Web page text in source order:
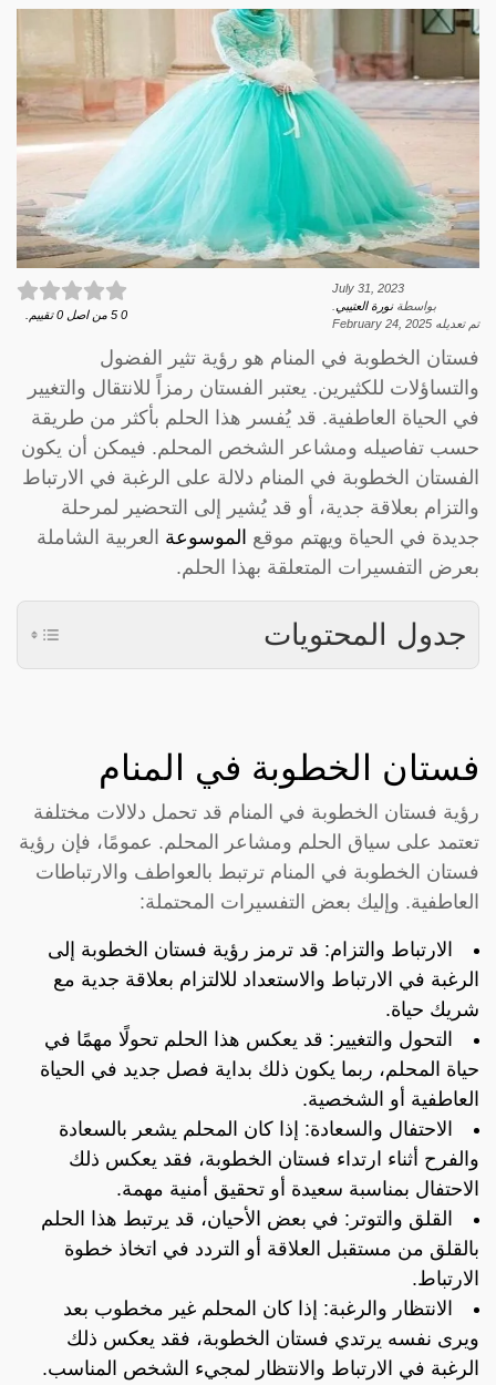
July 31, 2023
بواسطةنورة العتيبي
تم تعديله February 24, 2025
0
5 من اصل 0 تقييم.
فستان الخطوبة في المنام هو رؤية تثير الفضول
والتساؤلات للكثيرين. يعتبر الفستان رمزاً للانتقال والتغيير
في الحياة العاطفية. قد يُفسر هذا الحلم بأكثر من طريقة
حسب تفاصيله ومشاعر الشخص المحلم. فيمكن أن يكون
الفستان الخطوبة في المنام دلالة على الرغبة في الارتباط
والتزام بعلاقة جدية، أو قد يُشير إلى التحضير لمرحلة
جديدة في الحياة ويهتم موقع الموسوعة العربية الشاملة
بعرض التفسيرات المتعلقة بهذا الحلم.
جدول المحتويات
فستان الخطوبة في المنام
رؤية فستان الخطوبة في المنام قد تحمل دلالات مختلفة
تعتمد على سياق الحلم ومشاعر المحلم. عمومًا، فإن رؤية
فستان الخطوبة في المنام ترتبط بالعواطف والارتباطات
العاطفية. وإليك بعض التفسيرات المحتملة:
الارتباط والتزام: قد ترمز رؤية فستان الخطوبة إلى
الرغبة في الارتباط والاستعداد للالتزام بعلاقة جدية مع
شريك حياة.
التحول والتغيير: قد يعكس هذا الحلم تحولًا مهمًا في
حياة المحلم، ربما يكون ذلك بداية فصل جديد في الحياة
العاطفية أو الشخصية.
الاحتفال والسعادة: إذا كان المحلم يشعر بالسعادة
والفرح أثناء ارتداء فستان الخطوبة، فقد يعكس ذلك
الاحتفال بمناسبة سعيدة أو تحقيق أمنية مهمة.
القلق والتوتر: في بعض الأحيان، قد يرتبط هذا الحلم
بالقلق من مستقبل العلاقة أو التردد في اتخاذ خطوة
الارتباط.
الانتظار والرغبة: إذا كان المحلم غير مخطوب بعد
ويرى نفسه يرتدي فستان الخطوبة، فقد يعكس ذلك
الرغبة في الارتباط والانتظار لمجيء الشخص المناسب.